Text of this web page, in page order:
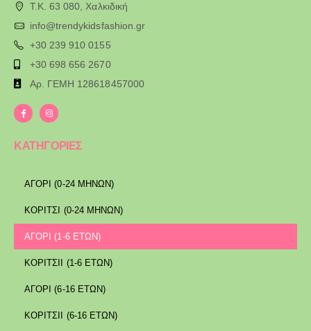
T.K. 63 080, Χαλκιδική
info@trendykidsfashion.gr
+30 239 910 0155
+30 698 656 2670
Αρ. ΓΕΜΗ 128618457000
ΚΑΤΗΓΟΡΙΕΣ
ΑΓΟΡΙ (0-24 ΜΗΝΩΝ)
ΚΟΡΙΤΣΙ (0-24 ΜΗΝΩΝ)
ΑΓΟΡΙ (1-6 ΕΤΩΝ)
ΚΟΡΙΤΣΙΙ (1-6 ΕΤΩΝ)
ΑΓΟΡΙ (6-16 ΕΤΩΝ)
ΚΟΡΙΤΣΙΙ (6-16 ΕΤΩΝ)